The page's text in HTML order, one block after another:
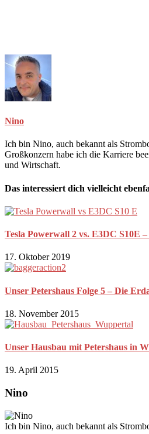
Nino
Ich bin Nino, auch bekannt als
Großkonzern habe ich die Karriere
und Wirtschaft.
Das interessiert dich vielleicht
Tesla Powerwall 2 vs. E3DC S10E
17. Oktober 2019
Unser Petershaus Folge 5 – Die
18. November 2015
Unser Hausbau mit Petershaus in
19. April 2015
Nino
Ich bin Nino, auch bekannt als